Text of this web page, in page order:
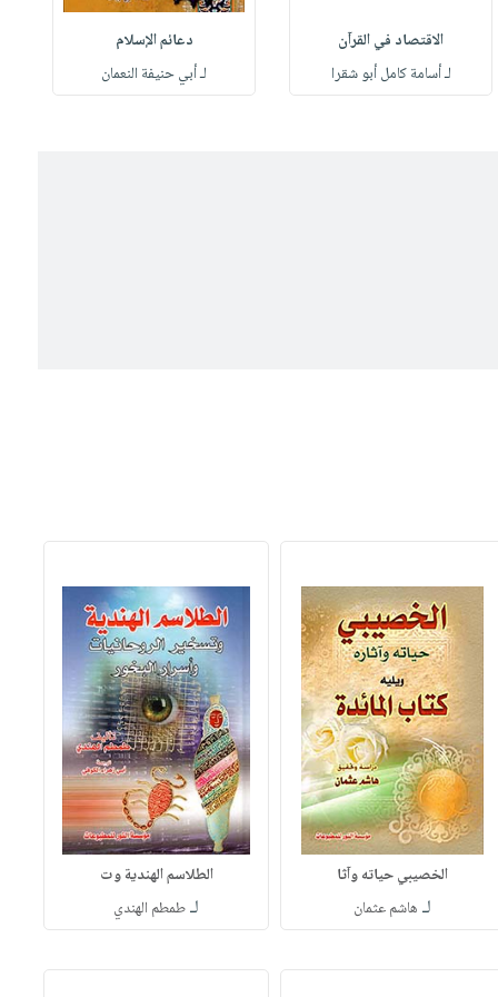
الاقتصاد في القرآن
لـ أسامة كامل أبو شقرا
دعائم الإسلام
لـ أبي حنيفة النعمان
الخصيبي حياته وآثا
لـ هاشم عثمان
الطلاسم الهندية وت
لـطمطم الهندي